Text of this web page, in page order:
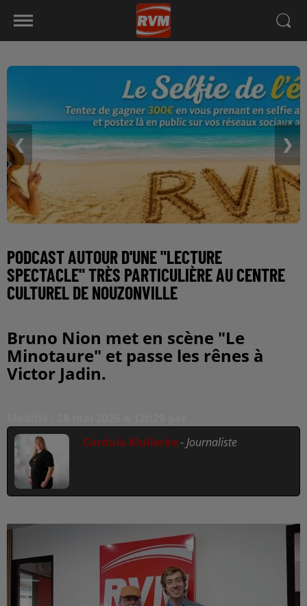
❮ ❯
PODCAST AUTOUR D'UNE "LECTURE
SPECTACLE" TRÈS PARTICULIÈRE AU CENTRE
CULTUREL DE NOUZONVILLE
Bruno Nion met en scène "Le
Minotaure" et passe les rênes à
Victor Jadin.
Cordula Mullerke-Journaliste